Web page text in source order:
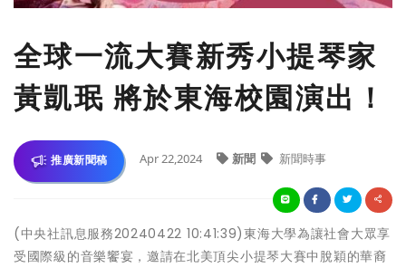
全球一流大賽新秀小提琴家
黃凱珉 將於東海校園演出！
推廣新聞稿 Apr 22,2024 新聞 新聞時事
(中央社訊息服務20240422 10:41:39)東海大學為讓社會大眾享
受國際級的音樂饗宴，邀請在北美頂尖小提琴大賽中脫穎的華裔